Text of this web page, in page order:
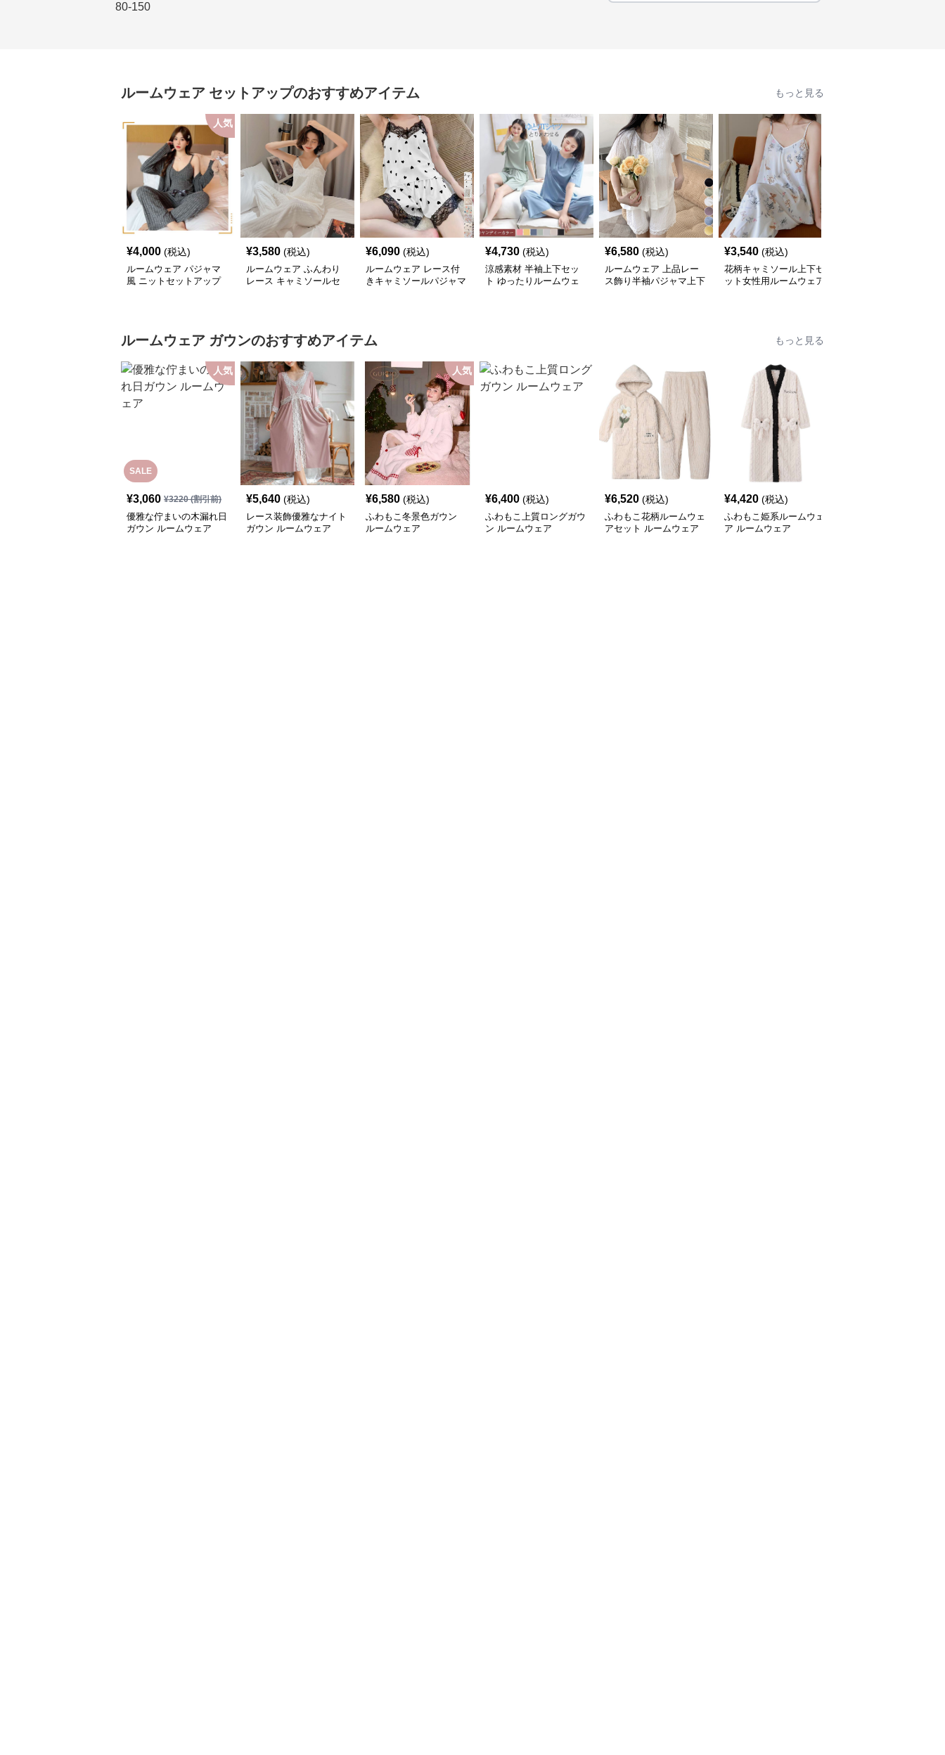
80-150
ルームウェア セットアップのおすすめアイテム もっと見る
人気
¥4,000 (税込)
ルームウェア パジャマ
風 ニットセットアップ
¥3,580 (税込)
ルームウェア ふんわり
レース キャミソールセ
¥6,090 (税込)
ルームウェア レース付
きキャミソールパジャマ
¥4,730 (税込)
涼感素材 半袖上下セッ
ト ゆったりルームウェ
¥6,580 (税込)
ルームウェア 上品レー
ス飾り半袖パジャマ上下
¥3,540 (税込)
花柄キャミソール上下セ
ット女性用ルームウェア
ルームウェア ガウンのおすすめアイテム もっと見る
SALE
人気
¥3,060 ¥3220(割引前)
優雅な佇まいの木漏れ日
ガウン ルームウェア
¥5,640 (税込)
レース装飾優雅なナイト
ガウン ルームウェア
人気
¥6,580 (税込)
ふわもこ冬景色ガウン
ルームウェア
¥6,400 (税込)
ふわもこ上質ロングガウ
ン ルームウェア
¥6,520 (税込)
ふわもこ花柄ルームウェ
アセット ルームウェア
¥4,420 (税込)
ふわもこ姫系ルームウェ
ア ルームウェア